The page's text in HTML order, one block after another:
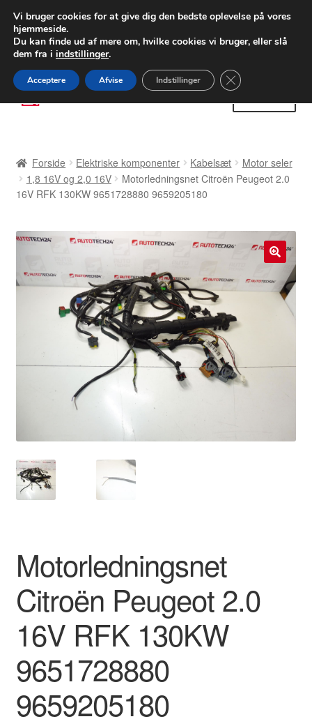
LEVERING fra 55 kr.
FEDEX verdensomspændende forsendelse
80 82 72 02
Spring
til
Spring
til
Betalinger
Klage
Klageprocedure
Kontakte
Levering
Om os
Forside Elektriske komponenter Kabelsæt
Motor seler
1,8 16V og 2,0 16V
Motorledningsnet Citroën Peugeot 2.0
16V RFK 130KW 9651728880 9659205180
Motorledningsnet
Citroën Peugeot 2.0
16V RFK 130KW
9651728880
9659205180
Vi bruger cookies for at give dig den bedste oplevelse på vores
hjemmeside.
Du kan finde ud af mere om, hvilke cookies vi bruger, eller slå
dem fra i indstillinger.
Acceptere Afvise Indstillinger Close GDPR